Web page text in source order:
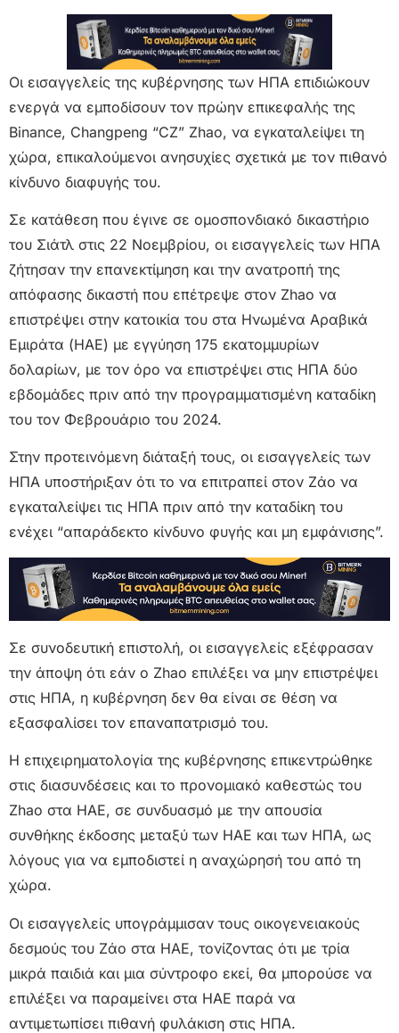
Οι εισαγγελείς της κυβέρνησης των ΗΠΑ επιδιώκουν
ενεργά να εμποδίσουν τον πρώην επικεφαλής της
Binance, Changpeng “CZ” Zhao, να εγκαταλείψει τη
χώρα, επικαλούμενοι ανησυχίες σχετικά με τον πιθανό
κίνδυνο διαφυγής του.
Σε κατάθεση που έγινε σε ομοσπονδιακό δικαστήριο
του Σιάτλ στις 22 Νοεμβρίου, οι εισαγγελείς των ΗΠΑ
ζήτησαν την επανεκτίμηση και την ανατροπή της
απόφασης δικαστή που επέτρεψε στον Zhao να
επιστρέψει στην κατοικία του στα Ηνωμένα Αραβικά
Εμιράτα (ΗΑΕ) με εγγύηση 175 εκατομμυρίων
δολαρίων, με τον όρο να επιστρέψει στις ΗΠΑ δύο
εβδομάδες πριν από την προγραμματισμένη καταδίκη
του τον Φεβρουάριο του 2024.
Στην προτεινόμενη διάταξή τους, οι εισαγγελείς των
ΗΠΑ υποστήριξαν ότι το να επιτραπεί στον Ζάο να
εγκαταλείψει τις ΗΠΑ πριν από την καταδίκη του
ενέχει “απαράδεκτο κίνδυνο φυγής και μη εμφάνισης”.
Σε συνοδευτική επιστολή, οι εισαγγελείς εξέφρασαν
την άποψη ότι εάν ο Zhao επιλέξει να μην επιστρέψει
στις ΗΠΑ, η κυβέρνηση δεν θα είναι σε θέση να
εξασφαλίσει τον επαναπατρισμό του.
Η επιχειρηματολογία της κυβέρνησης επικεντρώθηκε
στις διασυνδέσεις και το προνομιακό καθεστώς του
Zhao στα ΗΑΕ, σε συνδυασμό με την απουσία
συνθήκης έκδοσης μεταξύ των ΗΑΕ και των ΗΠΑ, ως
λόγους για να εμποδιστεί η αναχώρησή του από τη
χώρα.
Οι εισαγγελείς υπογράμμισαν τους οικογενειακούς
δεσμούς του Ζάο στα ΗΑΕ, τονίζοντας ότι με τρία
μικρά παιδιά και μια σύντροφο εκεί, θα μπορούσε να
επιλέξει να παραμείνει στα ΗΑΕ παρά να
αντιμετωπίσει πιθανή φυλάκιση στις ΗΠΑ.